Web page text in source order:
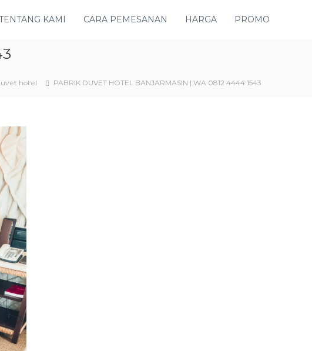
KAMI CARA PEMESANAN HARGA PROMO
hotel PABRIK DUVET HOTEL BANJARMASIN | WA 0812 4444 1543